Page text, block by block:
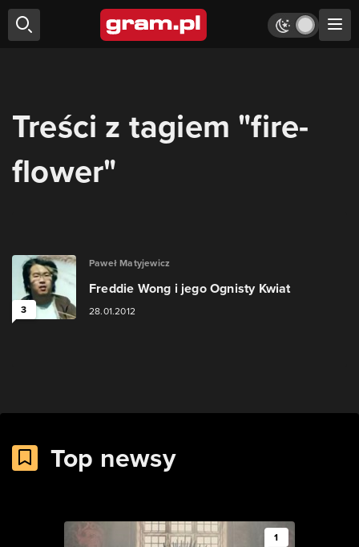
Treści z tagiem "fire-
flower"
3
Paweł Matyjewicz
Freddie Wong i jego Ognisty Kwiat
28.01.2012
Top newsy
1